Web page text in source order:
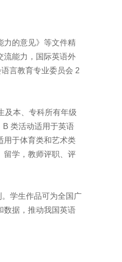
的意见》等文件精
流能力，国际英语外
言教育专业委员会 2
本、专科所有年级
B 类活动适用于英语
用于体育类和艺术类
留学，教师评职、评
学生作品可为全国广
数据，推动我国英语